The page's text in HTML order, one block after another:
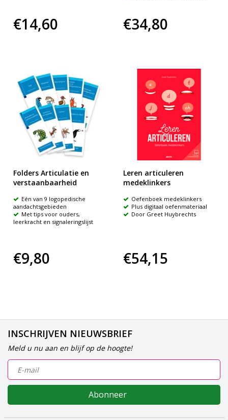
€14,60 €34,80
Folders Articulatie en
verstaanbaarheid
Eén van 9 logopedische
aandachtsgebieden
Met tips voor ouders,
leerkracht en signaleringslijst
€9,80
Leren articuleren
medeklinkers
Oefenboek medeklinkers
Plus digitaal oefenmateriaal
Door Greet Huybrechts
€54,15
INSCHRIJVEN NIEUWSBRIEF
Meld u nu aan en blijf op de hoogte!
Abonneer